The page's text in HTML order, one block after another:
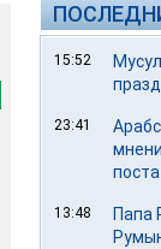
15:52
23:41
13:48
Папа